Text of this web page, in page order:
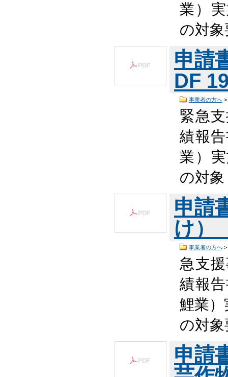
業）
の対
申請
DF
事業者の方へ>
緊急
績報
業）
の対
申請
け）
事業者の方へ>
急支
績報
鯉業
の対
申請